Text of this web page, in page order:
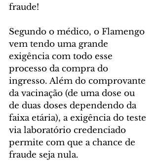
fraude!
Segundo o médico, o Flamengo
vem tendo uma grande
exigência com todo esse
processo da compra do
ingresso. Além do comprovante
da vacinação (de uma dose ou
de duas doses dependendo da
faixa etária), a exigência do teste
via laboratório credenciado
permite com que a chance de
fraude seja nula.